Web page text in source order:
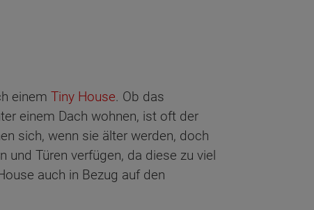
einem Tiny House. Ob das
einem Dach wohnen, ist oft der
sich, wenn sie älter werden, doch
und Türen verfügen, da diese zu viel
auch in Bezug auf den